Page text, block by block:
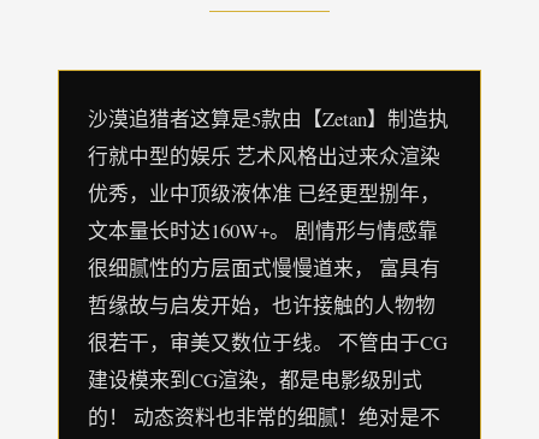
沙漠追猎者这算是5款由【Zetan】制造执
行就中型的娱乐 艺术风格出过来众渲染
优秀，业中顶级液体准 已经更型捌年，
文本量长时达160W+。 剧情形与情感靠
很细腻性的方层面式慢慢道来， 富具有
哲缘故与启发开始，也许接触的人物物
很若干，审美又数位于线。 不管由于CG
建设模来到CG渲染，都是电影级别式
的！ 动态资料也非常的细腻！绝对是不